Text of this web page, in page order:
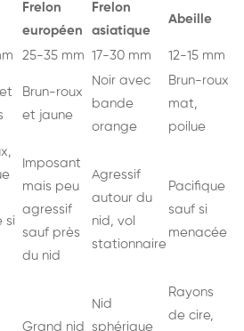
Frelon
européen
Frelon
asiatique
Abeille
25-35 mm 17-30 mm 12-15 mm
Brun-roux
et jaune
Noir avec
bande
orange
Brun-roux
mat,
poilue
si
Imposant
mais peu
agressif
sauf près
du nid
Agressif
autour du
nid, vol
stationnaire
Pacifique
sauf si
menacée
Grand nid
Nid
sphérique
Rayons
de cire,